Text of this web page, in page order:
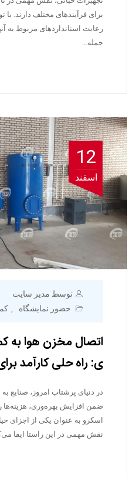
برای فرآیندهای مختلف دارند. با
رعایت استانداردهای مربوط به
جمله…
12
اسفند
توسط مدیر سایت
حضور نمایشگاه
,
اتصال مخزن هوا به
ی: راه حلی کارآمد
در دنیای پرشتاب امروز، صنایع
ضمن افزایش بهره‌وری، هزینه‌ها
اسکرو به عنوان یکی از اجزای
نقش مهمی در این راستا ایفا